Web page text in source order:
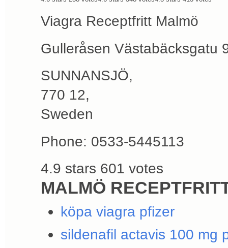
Viagra Receptfritt Malmö
Gulleråsen Västabäcksgatu
SUNNANSJÖ,
770 12,
Sweden
Phone: 0533-5445113
4.9 stars 601 votes
MALMÖ
köpa viagra pfizer
sildenafil actavis 100 mg